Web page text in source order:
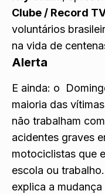
Clube / Record
voluntários
na vida de
Alerta
E ainda: o
maioria das
não trabalham
acidentes graves
motociclistas que
escola ou
explica a